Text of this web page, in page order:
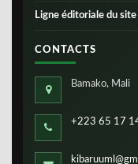
Ligne éditoriale du site
CONTACTS
Bamako, Mali
+223 65 17